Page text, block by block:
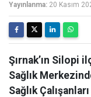
Yayınlanma: 20 Kasım
Şırnak’ın Silopi
Sağlık
Sağlık